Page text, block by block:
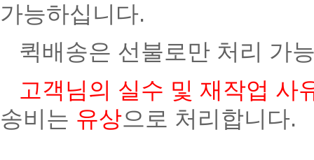
가능하십니다.
퀵배송은 선불로만 처리 가
고객님의 실수 및 재작업 사
송비는 유상으로 처리합니다.